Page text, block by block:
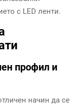
с LED ленти.
профил и
начин да се